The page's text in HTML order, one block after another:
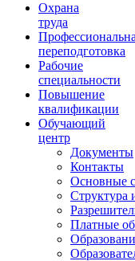
Ориентир охраны труда
Охрана
труда
переподготовка
Рабочие
специальности
Повышение
квалификации
Обучающий
центр
Документы
Контакты
Основные
Структура
Платные